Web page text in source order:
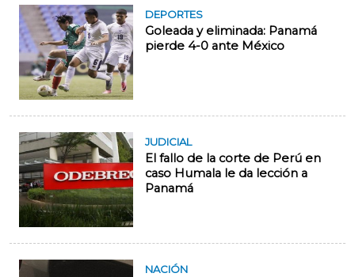
DEPORTES
Goleada y eliminada: Panamá
pierde 4-0 ante México
JUDICIAL
El fallo de la corte de Perú en
caso Humala le da lección a
Panamá
NACIÓN